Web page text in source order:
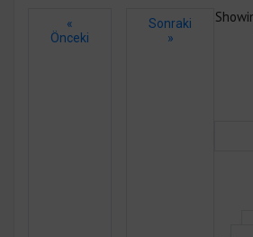
«
Önceki
Sonraki
»